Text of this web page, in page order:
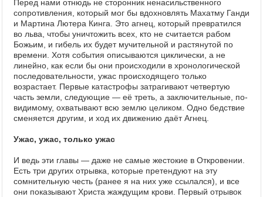
Перед нами отнюдь не сторонник ненасильственного
сопротивления, который мог бы вдохновлять Махатму Ганди
и Мартина Лютера Кинга. Это агнец, который превратился
во льва, чтобы уничтожить всех, кто не считается рабом
Божьим, и гибель их будет мучительной и растянутой по
времени. Хотя события описываются циклически, а не
линейно, как если бы они происходили в хронологической
последовательности, ужас происходящего только
возрастает. Первые катастрофы затрагивают четвертую
часть земли, следующие — её треть, а заключительные, по-
видимому, охватывают всю землю целиком. Одно бедствие
сменяется другим, и ход их движению даёт Агнец.
Ужас, ужас, только ужас
И ведь эти главы — даже не самые жестокие в Откровении.
Есть три других отрывка, которые претендуют на эту
сомнительную честь (ранее я на них уже ссылался), и все
они показывают Христа жаждущим крови. Первый отрывок